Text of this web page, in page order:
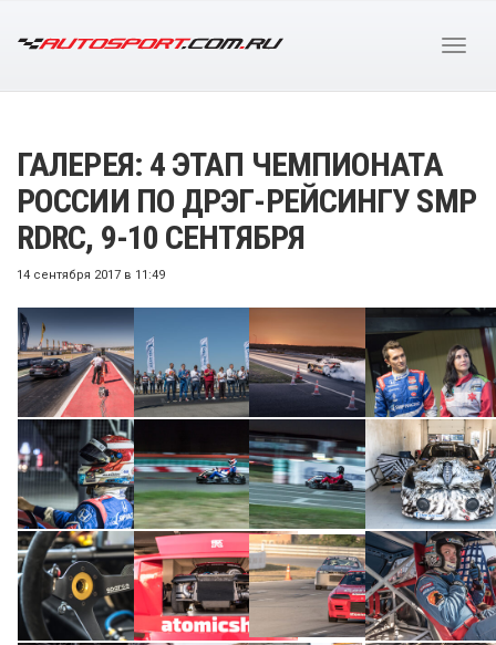
ГАЛЕРЕЯ: 4 ЭТАП ЧЕМПИОНАТА
РОССИИ ПО ДРЭГ-РЕЙСИНГУ SMP
RDRC, 9-10 СЕНТЯБРЯ
14 сентября 2017 в 11:49